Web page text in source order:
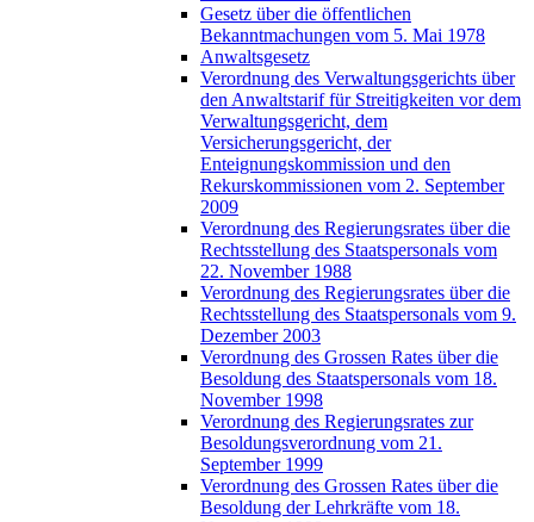
Gesetz über die öffentlichen
Bekanntmachungen vom 5. Mai 1978
Anwaltsgesetz
Verordnung des Verwaltungsgerichts über
den Anwaltstarif für Streitigkeiten vor dem
Verwaltungsgericht, dem
Versicherungsgericht, der
Enteignungskommission und den
Rekurskommissionen vom 2. September
2009
Verordnung des Regierungsrates über die
Rechtsstellung des Staatspersonals vom
22. November 1988
Verordnung des Regierungsrates über die
Rechtsstellung des Staatspersonals vom 9.
Dezember 2003
Verordnung des Grossen Rates über die
Besoldung des Staatspersonals vom 18.
November 1998
Verordnung des Regierungsrates zur
Besoldungsverordnung vom 21.
September 1999
Verordnung des Grossen Rates über die
Besoldung der Lehrkräfte vom 18.